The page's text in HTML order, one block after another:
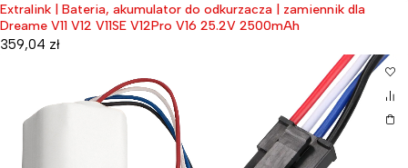
Extralink | Bateria, akumulator do odkurzacza | zamiennik dla
Dreame V11 V12 V11SE V12Pro V16 25.2V 2500mAh
359,04 zł